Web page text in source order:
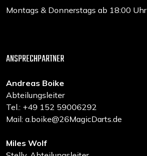
Montags & Donnerstags ab 18:00 Uhr
ANSPRECHPARTNER
Andreas Boike
Abteilungsleiter
Tel.: +49 152 59006292
Mail: a.boike@26MagicDarts.de
Miles Wolf